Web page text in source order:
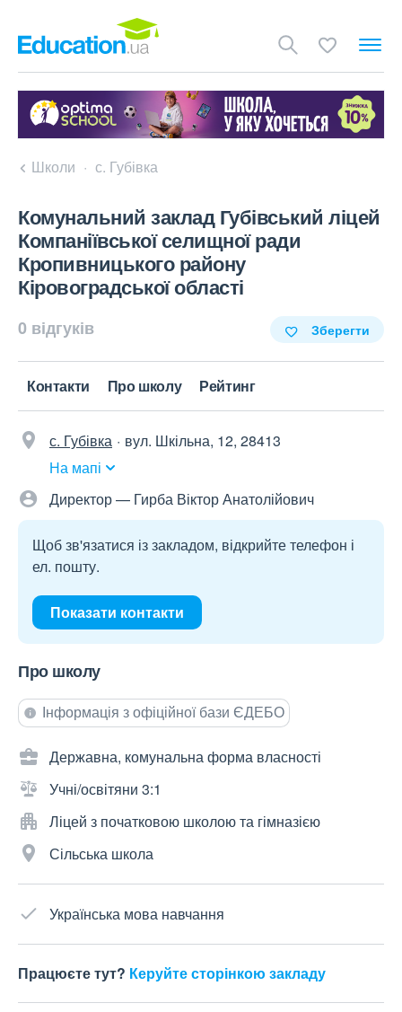
Школи с. Губівка
Комунальний заклад Губівський ліцей
Компаніївської селищної ради
Кропивницького району
Кіровоградської області
0 відгуків Зберегти
Контакти Про школу Рейтинг
с. Губівка
вул. Шкільна, 12, 28413
На мапі
Директор — Гирба Віктор Анатолійович
Щоб зв'язатися із закладом, відкрийте телефон і
ел. пошту.
Показати контакти
Про школу
Інформація з офіційної бази ЄДЕБО
Державна, комунальна форма власності
Учні/освітяни 3:1
Ліцей з початковою школою та гімназією
Сільська школа
Українська мова навчання
Працюєте тут? Керуйте сторінкою закладу